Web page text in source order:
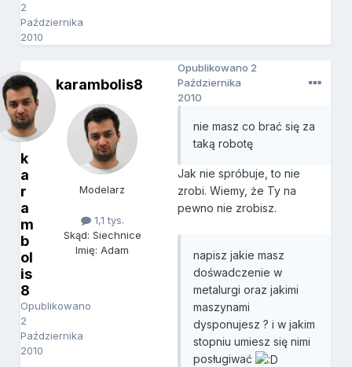
2
Października
2010
k
a
r
a
m
b
ol
is
8
Opublikowano
2
Października
2010
karambolis8
Modelarz
1,1 tys.
Skąd: Siechnice
Imię: Adam
Opublikowano 2
Października
2010
nie masz co brać się za
taką robotę
Jak nie spróbuje, to nie
zrobi. Wiemy, że Ty na
pewno nie zrobisz.
napisz jakie masz
dośwadczenie w
metalurgi oraz jakimi
maszynami
dysponujesz ? i w jakim
stopniu umiesz się nimi
posługiwać